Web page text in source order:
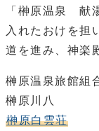
「榊原温泉 献
入れたおけを担
道を進み、神楽
榊原温泉旅館組
榊原川八
榊原白雲荘